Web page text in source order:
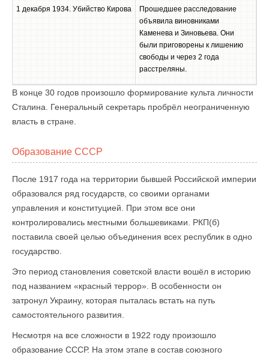
1 декабря 1934. Убийство Кирова
Прошедшее расследование
объявила виновниками
Каменева и Зиновьева. Они
были приговорены к лишению
свободы и через 2 года
расстреляны.
В конце 30 годов произошло формирование культа личности
Сталина. Генеральный секретарь пробрёл неограниченную
власть в стране.
Образование СССР
После 1917 года на территории бывшей Российской империи
образовался ряд государств, со своими органами
управления и конституцией. При этом все они
контролировались местными большевиками. РКП(б)
поставила своей целью объединения всех республик в одно
государство.
Это период становления советской власти вошёл в историю
под названием «красный террор». В особенности он
затронул Украину, которая пыталась встать на путь
самостоятельного развития.
Несмотря на все сложности в 1922 году произошло
образование СССР. На этом этапе в состав союзного